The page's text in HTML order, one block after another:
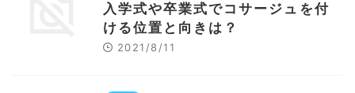
入学式や卒業式でコサージュを付
ける位置と向きは？
2021/8/11